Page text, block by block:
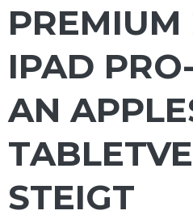
PREMIUM
IPAD
AN
STEIGT